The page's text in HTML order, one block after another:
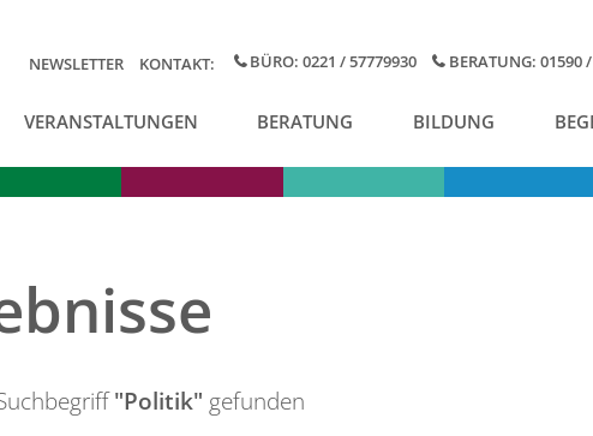
BÜRO: 0221 / 57779930 BERATUNG: 01590
NEWSLETTER KONTAKT:
VERANSTALTUNGEN BERATUNG BILDUNG
"Politik" gefunden